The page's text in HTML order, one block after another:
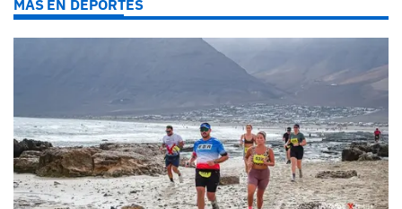
MÁS EN DEPORTES